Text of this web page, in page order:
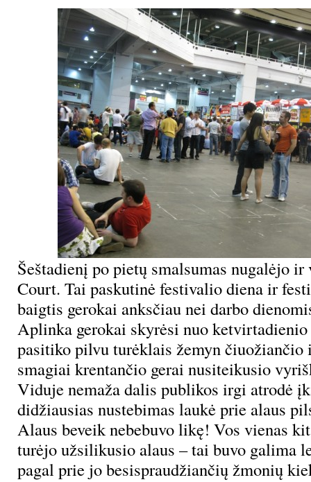
Šeštadienį po pietų smalsumas nugalėjo
Court. Tai paskutinė festivalio diena ir
baigtis gerokai anksčiau nei darbo
Aplinka gerokai skyrėsi nuo
pasitiko pilvu turėklais žemyn čiuožiančio
smagiai krentančio gerai nusiteikusio
Viduje nemaža dalis publikos irgi atrodė
didžiausias nustebimas laukė prie alaus
Alaus beveik nebebuvo likę! Vos vienas
turėjo užsilikusio alaus – tai buvo galima
pagal prie jo besispraudžiančių žmonių